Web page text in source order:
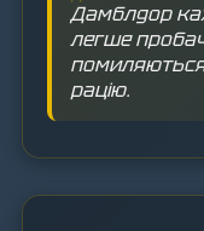
Дамблдор
легше
рацію.